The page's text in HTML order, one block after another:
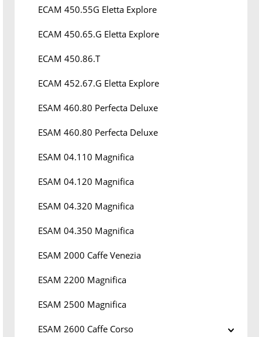
ECAM 450.55G Eletta Explore
ECAM 450.65.G Eletta Explore
ECAM 450.86.T
ECAM 452.67.G Eletta Explore
ESAM 460.80 Perfecta Deluxe
ESAM 460.80 Perfecta Deluxe
ESAM 04.110 Magnifica
ESAM 04.120 Magnifica
ESAM 04.320 Magnifica
ESAM 04.350 Magnifica
ESAM 2000 Caffe Venezia
ESAM 2200 Magnifica
ESAM 2500 Magnifica
ESAM 2600 Caffe Corso